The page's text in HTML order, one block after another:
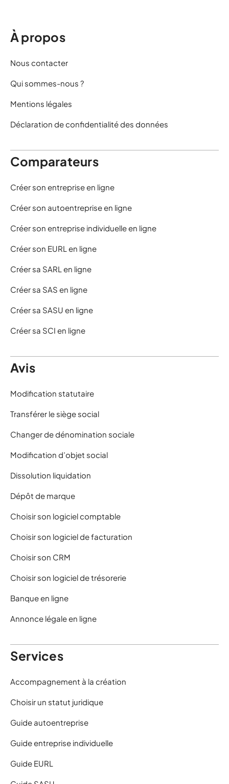
À propos
Nous contacter
Qui sommes-nous ?
Mentions légales
Déclaration de confidentialité des données
Comparateurs
Créer son entreprise en ligne
Créer son autoentreprise en ligne
Créer son entreprise individuelle en ligne
Créer son EURL en ligne
Créer sa SARL en ligne
Créer sa SAS en ligne
Créer sa SASU en ligne
Créer sa SCI en ligne
Avis
Modification statutaire
Transférer le siège social
Changer de dénomination sociale
Modification d’objet social
Dissolution liquidation
Dépôt de marque
Choisir son logiciel comptable
Choisir son logiciel de facturation
Choisir son CRM
Choisir son logiciel de trésorerie
Banque en ligne
Annonce légale en ligne
Services
Accompagnement à la création
Choisir un statut juridique
Guide autoentreprise
Guide entreprise individuelle
Guide EURL